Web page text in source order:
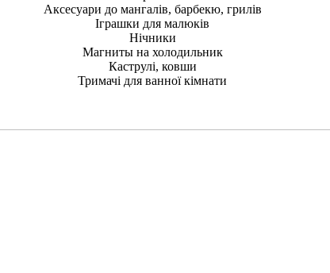
Аксесуари до мангалів, барбекю, грилів
Іграшки для малюків
Нічники
Магниты на холодильник
Каструлі, ковши
Тримачі для ванної кімнати